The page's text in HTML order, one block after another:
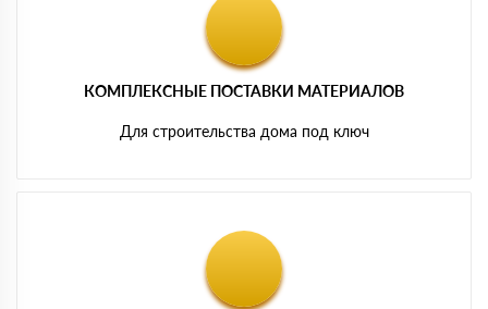
КОМПЛЕКСНЫЕ ПОСТАВКИ МАТЕРИАЛОВ
Для строительства дома под ключ